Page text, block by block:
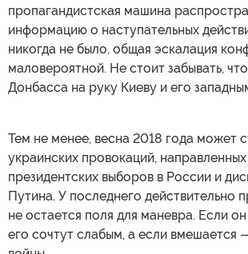
пропагандистская машина
информацию о наступательных
никогда не было, общая эскалация
маловероятной. Не стоит забывать,
Донбасса на руку Киеву и его
Тем не менее, весна 2018 года может
украинских провокаций,
президентских выборов в России и
Путина. У последнего действительно
не остается поля для маневра. Если
его сочтут слабым, а если вмешается